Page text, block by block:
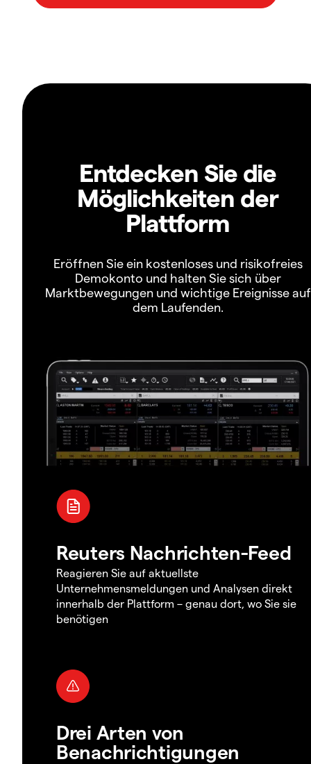
Entdecken Sie die
Möglichkeiten der
Plattform
Eröffnen Sie ein kostenloses und risikofreies
Demokonto und halten Sie sich über
Marktbewegungen und wichtige Ereignisse auf
dem Laufenden.
Reuters Nachrichten-Feed
Reagieren Sie auf aktuellste
Unternehmensmeldungen und Analysen direkt
innerhalb der Plattform – genau dort, wo Sie sie
benötigen
Drei Arten von
Benachrichtigungen